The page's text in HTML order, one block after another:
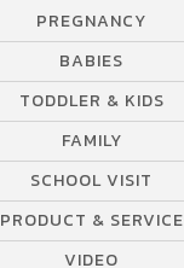
PREGNANCY
BABIES
TODDLER & KIDS
FAMILY
SCHOOL VISIT
PRODUCT & SERVICE
VIDEO